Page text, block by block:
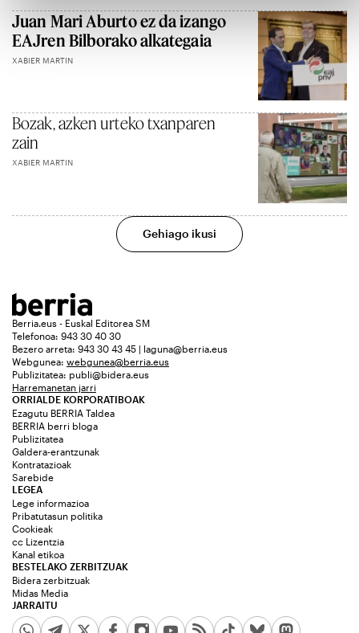
Juan Mari Aburto ez da izango
EAJren Bilborako alkategaia
XABIER MARTIN
Bozak, azken urteko txanparen
zain
XABIER MARTIN
Gehiago ikusi
Berria.eus - Euskal Editorea SM
Telefonoa: 943 30 40 30
Bezero arreta: 943 30 43 45 | laguna@berria.eus
Webgunea: webgunea@berria.eus
Publizitatea: publi@bidera.eus
Harremanetan jarri
ORRIALDE KORPORATIBOAK
Ezagutu BERRIA Taldea
BERRIA berri bloga
Publizitatea
Galdera-erantzunak
Kontratazioak
Sarebide
JARRAITU
LEGEA
Lege informazioa
Pribatutasun politika
Cookieak
cc Lizentzia
Kanal etikoa
BESTELAKO ZERBITZUAK
Bidera zerbitzuak
Midas Media